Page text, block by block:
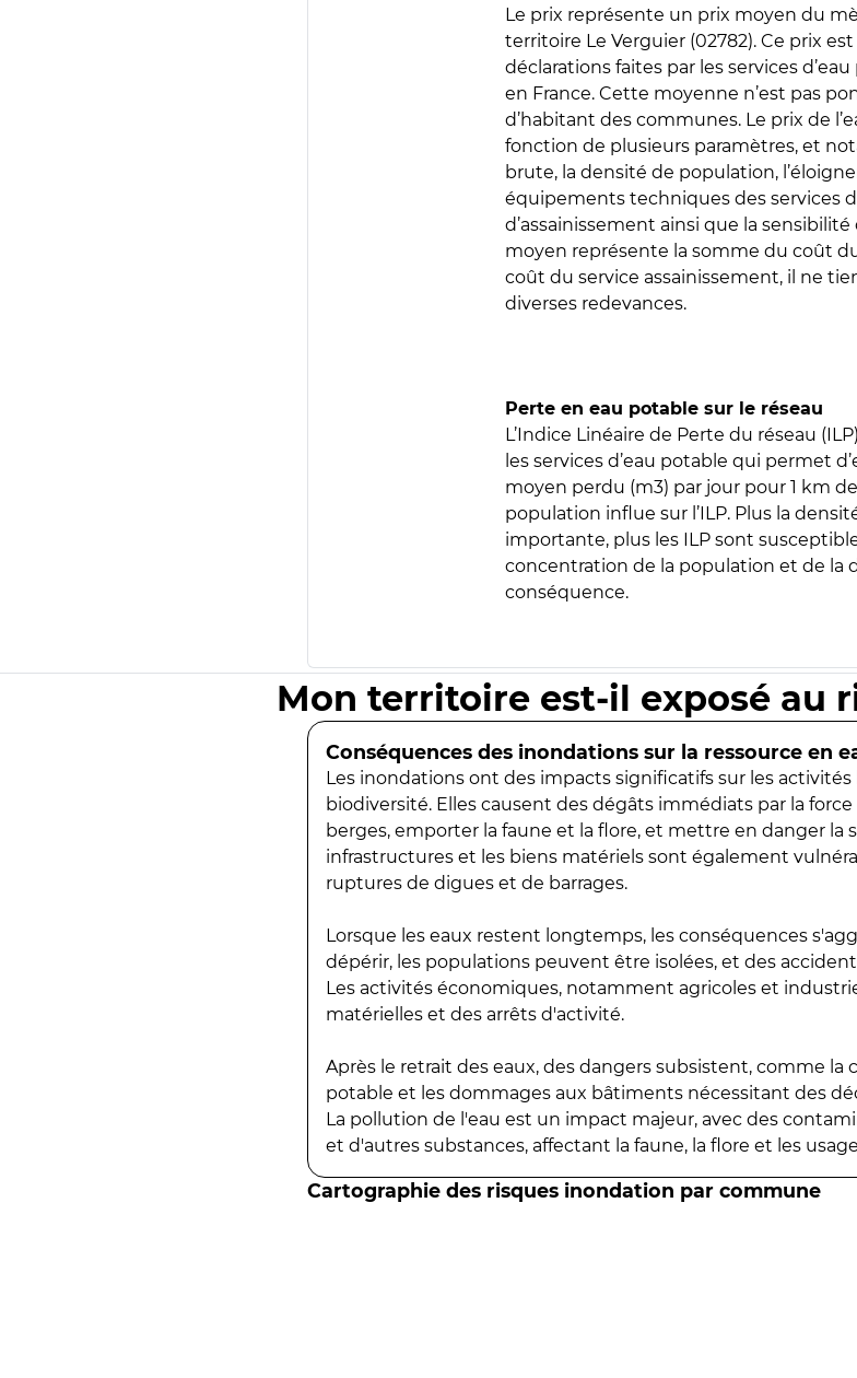
Le prix représente un prix moyen du
territoire Le Verguier (02782). Ce prix
déclarations faites par les services
en France. Cette moyenne n’est pas
d’habitant des communes. Le prix de
fonction de plusieurs paramètres, et
brute, la densité de population,
équipements techniques des services
d’assainissement ainsi que la
moyen représente la somme du coût
coût du service assainissement, il ne
diverses redevances.
Perte en eau potable sur le réseau
L’Indice Linéaire de Perte du réseau
les services d’eau potable qui permet
moyen perdu (m3) par jour pour 1 km
population influe sur l’ILP. Plus la
importante, plus les ILP sont
concentration de la population et de la
conséquence.
Mon territoire est-il exposé au
Conséquences des inondations sur la ressource en
Les inondations ont des impacts significatifs sur les
biodiversité. Elles causent des dégâts immédiats par la
berges, emporter la faune et la flore, et mettre en danger la
infrastructures et les biens matériels sont également
ruptures de digues et de barrages.
Lorsque les eaux restent longtemps, les conséquences
dépérir, les populations peuvent être isolées, et des
Les activités économiques, notamment agricoles et
matérielles et des arrêts d'activité.
Après le retrait des eaux, des dangers subsistent, comme la
potable et les dommages aux bâtiments nécessitant des
La pollution de l'eau est un impact majeur, avec des
et d'autres substances, affectant la faune, la flore et les
Cartographie des risques inondation par commune